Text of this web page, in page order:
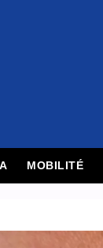
MOBILITÉ